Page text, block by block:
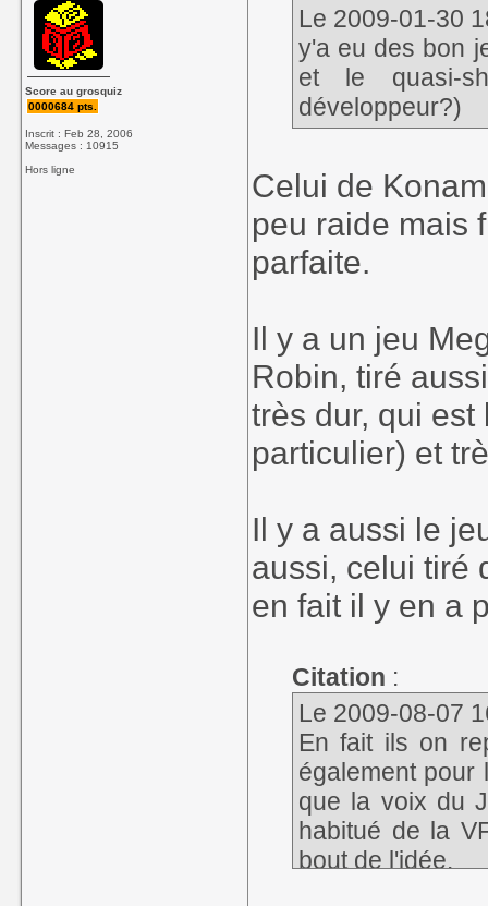
Score au grosquiz
0000684 pts.
Inscrit : Feb 28, 2006
Messages : 10915
Hors ligne
Le 2009-01-30
y'a eu des bon
et le quasi-
développeur?)
Celui de
peu raide mais
parfaite.
Il y a un jeu
Robin, tiré
très dur, qui
particulier) et
Il y a aussi le
aussi, celui tiré
en fait il y en a
Citation :
Le 2009-08-07
En fait ils on
également pour
que la voix du
habitué de la
bout de l'idée.